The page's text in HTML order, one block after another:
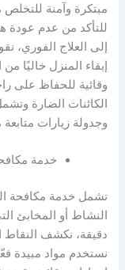
مبتكرة وآمنة
للتأكد من عدم عودة
إلى العلاج الفوري،
إبقاء المنزل خاليًا
وقائية للحفاظ على
الكائنات الضارة
وجدولة زيارات
خدمة
تشمل خدمة مكافحة
النشاط أو المخابئ
دقيقة، نكشف
نستخدم مواد مبيدة